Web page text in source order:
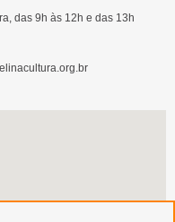
das 9h às 12h e das 13h